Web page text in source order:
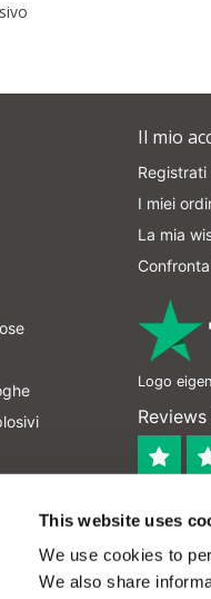
This website uses
We use cookies to
We also share
Il mio
Registrati
I miei
La mia
Logo
kunnen